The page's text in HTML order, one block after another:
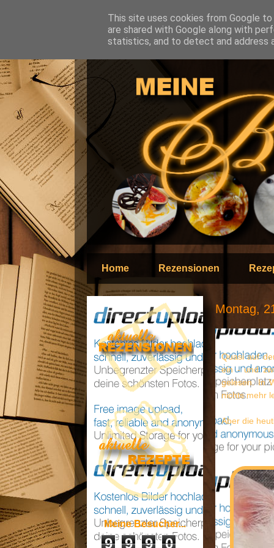
Home Rezensionen
Montag,
Quasi auf
ein - und
gelesen. In
nichts mehr
Aber die
Meine Besucher...
9 9 9
0
This site uses cookies from Google
are shared with Google along with
statistics, and to detect and address